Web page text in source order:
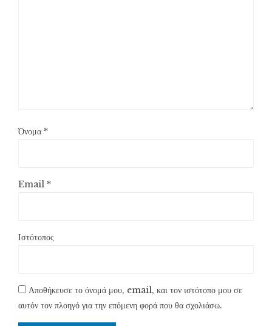
Όνομα *
Email *
Ιστότοπος
Αποθήκευσε το όνομά μου, email, και τον ιστότοπο μου σε
αυτόν τον πλοηγό για την επόμενη φορά που θα σχολιάσω.